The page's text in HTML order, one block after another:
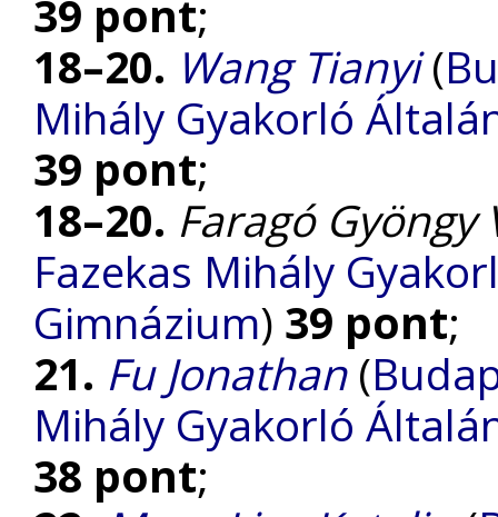
39 pont;
18–20. Wang Tianyi(
Mihály Gyakorló
39 pont;
18–20. Faragó Gyöngy
Fazekas Mihály
Gimnázium) 39 pont;
21. Fu Jonathan(
Mihály Gyakorló
38 pont;